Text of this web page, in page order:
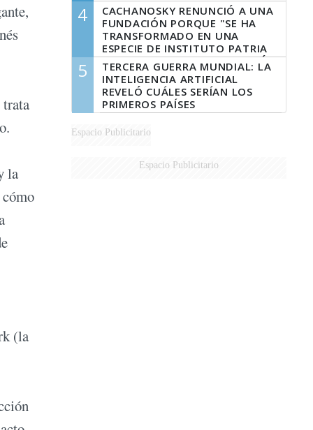
la
(la
4
CACHANOSKY RENUNCIÓ A UNA
FUNDACIÓN PORQUE "SE HA
TRANSFORMADO EN UNA
ESPECIE DE INSTITUTO PATRIA
INCONDICIONAL DE LA GESTIÓN
DE MILEI"
5
TERCERA GUERRA MUNDIAL: LA
INTELIGENCIA ARTIFICIAL
REVELÓ CUÁLES SERÍAN LOS
PRIMEROS PAÍSES
LATINOAMERICANOS EN SER
DERROTADOS
Espacio Publicitario
Espacio Publicitario